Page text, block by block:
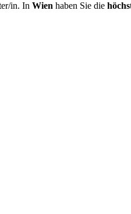
in. In Wien haben Sie die